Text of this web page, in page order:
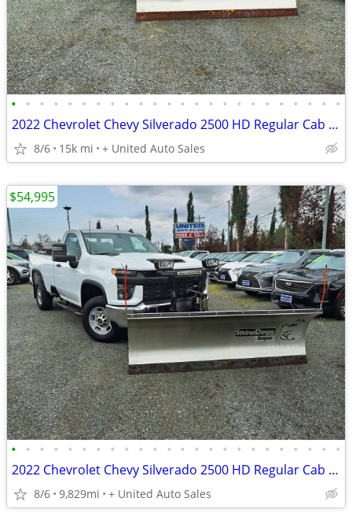
• • • • • • • • • • • • • • • • • • • • • • • •
2022 Chevrolet Chevy Silverado 2500 HD Regular Cab Work Truck Pickup 2D 8 ft
8/6 15k mi + United Auto Sales
• • • • • • • • • • • • • • • • • • • • • • • •
2022 Chevrolet Chevy Silverado 2500 HD Regular Cab Work Truck Pickup 2D 8 ft
8/6 9,829mi + United Auto Sales
$54,995